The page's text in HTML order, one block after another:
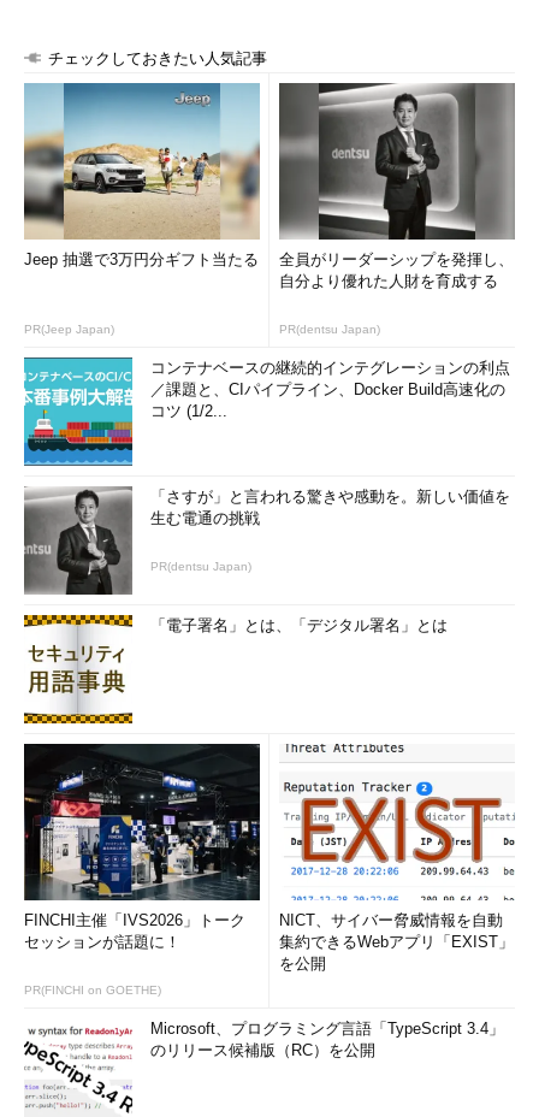
チェックしておきたい人気記事
Jeep 抽選で3万円分ギフト当たる
PR(Jeep Japan)
全員がリーダーシップを発揮し、
自分より優れた人財を育成する
PR(dentsu Japan)
コンテナベースの継続的インテグレーションの利点
／課題と、CIパイプライン、Docker Build高速化の
コツ (1/2...
「さすが」と言われる驚きや感動を。新しい価値を
生む電通の挑戦
PR(dentsu Japan)
「電子署名」とは、「デジタル署名」とは
FINCHI主催「IVS2026」トーク
セッションが話題に！
PR(FINCHI on GOETHE)
NICT、サイバー脅威情報を自動
集約できるWebアプリ「EXIST」
を公開
Microsoft、プログラミング言語「TypeScript 3.4」
のリリース候補版（RC）を公開